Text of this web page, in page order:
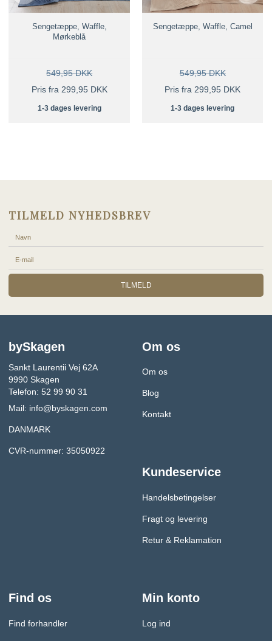
Sengetæppe, Waffle,
Mørkeblå
549,95 DKK
Pris fra 299,95 DKK
1-3 dages levering
Sengetæppe, Waffle, Camel
549,95 DKK
Pris fra 299,95 DKK
1-3 dages levering
TILMELD NYHEDSBREV
TILMELD
bySkagen
Sankt Laurentii Vej 62A
9990 Skagen
Telefon: 52 99 90 31
Mail: info@byskagen.com
DANMARK
CVR-nummer: 35050922
Om os
Om os
Blog
Kontakt
Kundeservice
Handelsbetingelser
Fragt og levering
Retur & Reklamation
Find os
Find forhandler
Min konto
Log ind